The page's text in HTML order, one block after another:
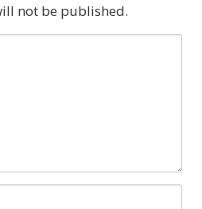
not be published.